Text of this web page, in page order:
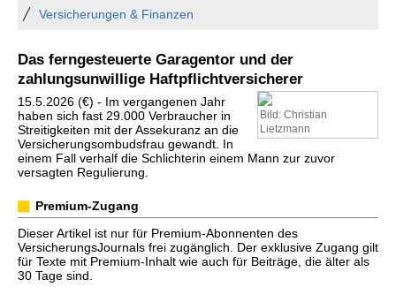
Versicherungen & Finanzen
Das ferngesteuerte Garagentor und der
zahlungsunwillige Haftpflichtversicherer
Bild: Christian
Lietzmann
15.5.2026 (€) - Im vergangenen Jahr
haben sich fast 29.000 Verbraucher in
Streitigkeiten mit der Assekuranz an die
Versicherungsombudsfrau gewandt. In
einem Fall verhalf die Schlichterin einem Mann zur zuvor
versagten Regulierung.
Premium-Zugang
Dieser Artikel ist nur für Premium-Abonnenten des
VersicherungsJournals frei zugänglich. Der exklusive Zugang gilt
für Texte mit Premium-Inhalt wie auch für Beiträge, die älter als
30 Tage sind.